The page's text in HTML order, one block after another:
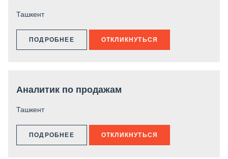
Ташкент
ПОДРОБНЕЕ ОТКЛИКНУТЬСЯ
Аналитик по продажам
Ташкент
ПОДРОБНЕЕ ОТКЛИКНУТЬСЯ